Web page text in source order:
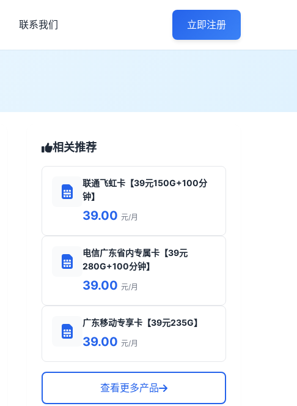
联系我们 立即注册
相关推荐
联通飞虹卡【39元150G+100分
钟】
39.00 元/月
电信广东省内专属卡【39元
280G+100分钟】
39.00 元/月
广东移动专享卡【39元235G】
39.00 元/月
查看更多产品